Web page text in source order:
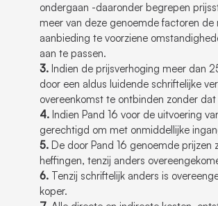
ondergaan -daaronder begrepen
meer van deze genoemde factoren
aanbieding te voorziene
aan te passen.
3.Indien de prijsverhoging meer dan
door een aldus luidende schriftelijke
overeenkomst te ontbinden zonder
4.Indien Pand 16 voor de uitvoering
gerechtigd om met onmiddellijke
5.De door Pand 16 genoemde prijzen
heffingen, tenzij anders
6.Tenzij schriftelijk anders is
koper.